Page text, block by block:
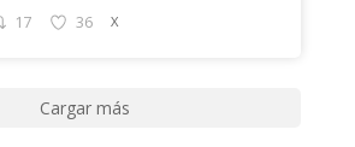
17 36 X
Cargar más